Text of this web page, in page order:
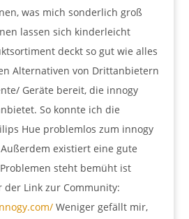
was mich sonderlich groß
lassen sich kinderleicht
deckt so gut wie alles
Alternativen von Drittanbietern
Geräte bereit, die innogy
So konnte ich die
Hue problemlos zum innogy
existiert eine gute
steht bemüht ist
Link zur Community:
Weniger gefällt mir,